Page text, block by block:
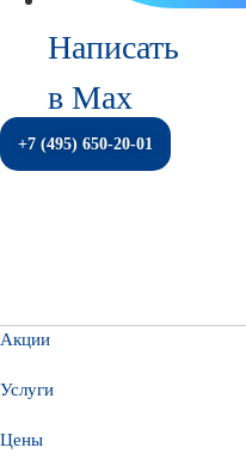
Написать
в Max
+7 (495) 650-20-01
Акции
Услуги
Цены